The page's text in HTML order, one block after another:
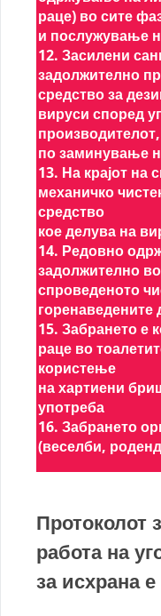
раце) во сите
и послужување
12. Засилени
задолжително
средство за
вируси според
производителот,
по заминување
13. На крајот на
механичко
средство
кое делува на
14. Редовно
задолжително
спроведеното
15. Забрането е
раце во
користење
на хартиени
употреба
16. Забрането
(веселби,
Протоколот
работа на
за исхрана